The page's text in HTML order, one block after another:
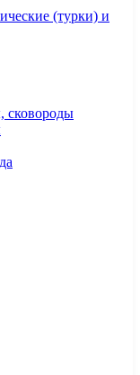
(турки) и
сковороды